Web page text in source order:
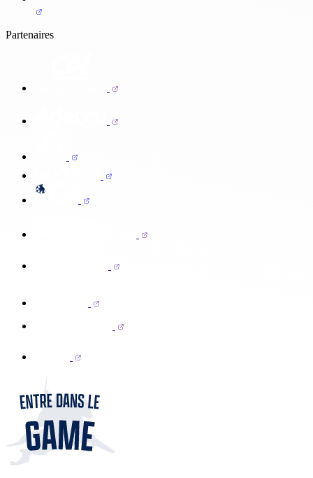
Partenaires